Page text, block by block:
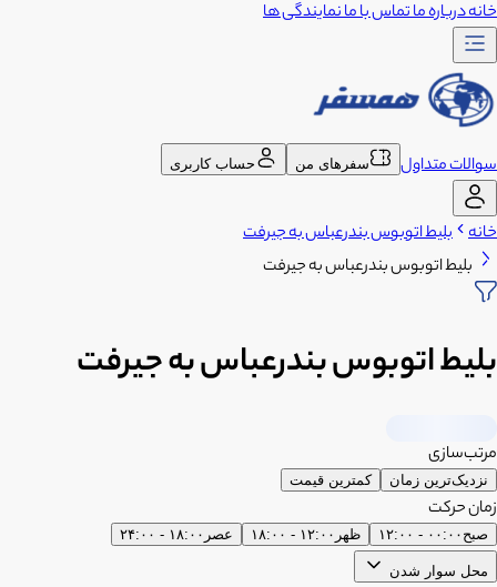
خانهدرباره ماتماس با مانمایندگی ها
سوالات متداول سفرهای من حساب کاربری
خانه بلیط اتوبوس بندرعباس به جیرفت
بلیط اتوبوس بندرعباس به جیرفت
بلیط اتوبوس بندرعباس به جیرفت
مرتب‌سازی
نزدیک‌ترین زمان کمترین قیمت
زمان حرکت
صبح ۰۰:۰۰ - ۱۲:۰۰ ظهر ۱۲:۰۰ - ۱۸:۰۰ عصر ۱۸:۰۰ - ۲۴:۰۰
محل سوار شدن